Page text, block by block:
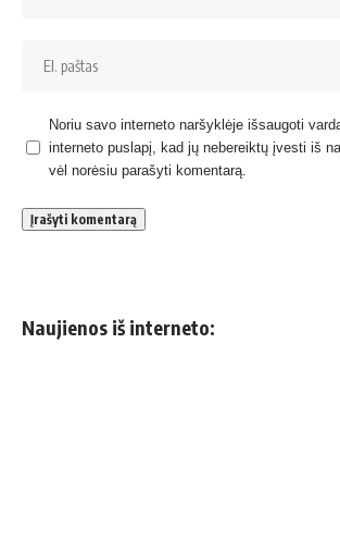
Noriu savo interneto naršyklėje išsaugoti
interneto puslapį, kad jų nebereiktų įvesti iš
vėl norėsiu parašyti komentarą.
Naujienos iš interneto: